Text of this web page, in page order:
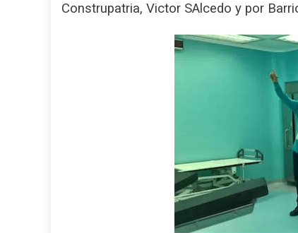
Construpatria, Victor SAlcedo y por